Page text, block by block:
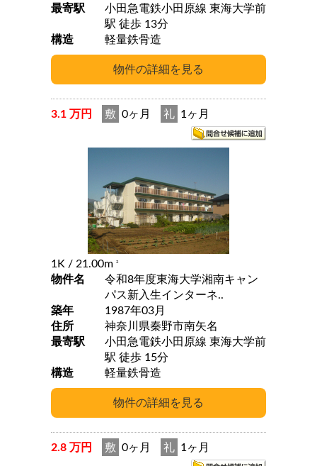
最寄駅
小田急電鉄小田原線 東海大学前
駅 徒歩 13分
構造
軽量鉄骨造
3.1 万円 敷 0ヶ月 礼 1ヶ月
1K / 21.00m 2
物件名
令和8年度東海大学湘南キャン
パス新入生インターネ..
築年
1987年03月
住所
神奈川県秦野市南矢名
最寄駅
小田急電鉄小田原線 東海大学前
駅 徒歩 15分
構造
軽量鉄骨造
2.8 万円 敷 0ヶ月 礼 1ヶ月